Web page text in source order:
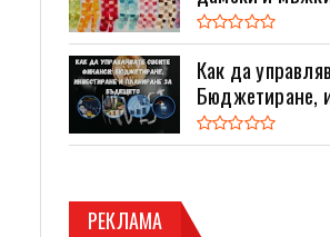
Как да
Бюджетиране,
РЕКЛАМА